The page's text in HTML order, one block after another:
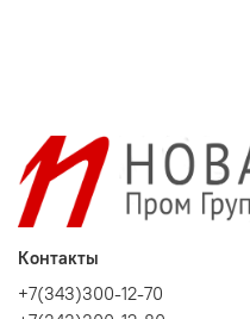
Контакты
+7(343)300-12-70